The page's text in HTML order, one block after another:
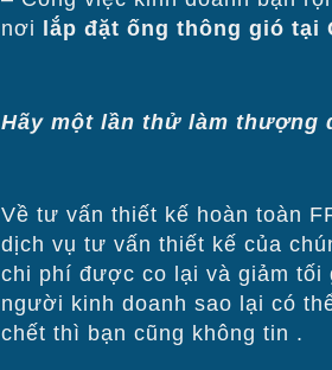
nơi lắp đặt ống thông gió tại
Hãy một lần thử làm thượng
Về tư vấn thiết kế hoàn toàn
dịch vụ tư vấn thiết kế của
chi phí được co lại và giảm tối
người kinh doanh sao lại có
chết thì bạn cũng không tin .